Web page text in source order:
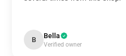
B Bella
Verified owner